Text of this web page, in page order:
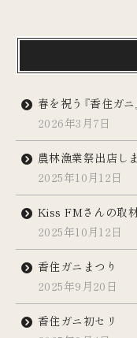
春を祝う『香住ガ
2026年3月7日
農林漁業祭出店しま
2025年10月12日
Kiss FMさんの取
2025年10月12日
香住ガニまつり
2025年9月20日
香住ガニ初セリ